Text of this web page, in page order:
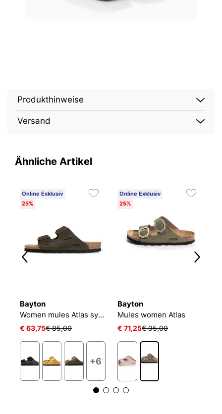
Produkthinweise
Versand
Ähnliche Artikel
Online Exklusiv
25%
Bayton
Women mules Atlas synth
€ 63,75€ 85,00
+6
Online Exklusiv
25%
Bayton
Mules women Atlas
€ 71,25€ 95,00